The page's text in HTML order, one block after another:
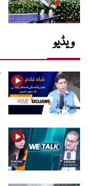
ویڈیو